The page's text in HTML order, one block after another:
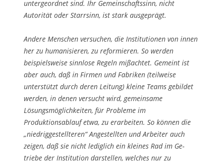
untergeordnet sind. Ihr Gemeinschaftssinn, nicht
Autorität oder Starr­sinn, ist stark ausgeprägt.
Andere Menschen versuchen, die Institutionen von innen
her zu humanisieren, zu re­formieren. So werden
beispielsweise sinnlose Regeln mißachtet. Gemeint ist
aber auch, daß in Firmen und Fabriken (teilweise
unterstützt durch deren Leitung) kleine Teams gebildet
werden, in denen versucht wird, gemeinsame
Lösungsmöglichkeiten, für Probleme im
Produktionsablauf etwa, zu erarbeiten. So können die
„niedrigge­stellteren“ Angestellten und Arbeiter auch
zeigen, daß sie nicht lediglich ein kleines Rad im Ge­
triebe der Institution darstellen, welches nur zu